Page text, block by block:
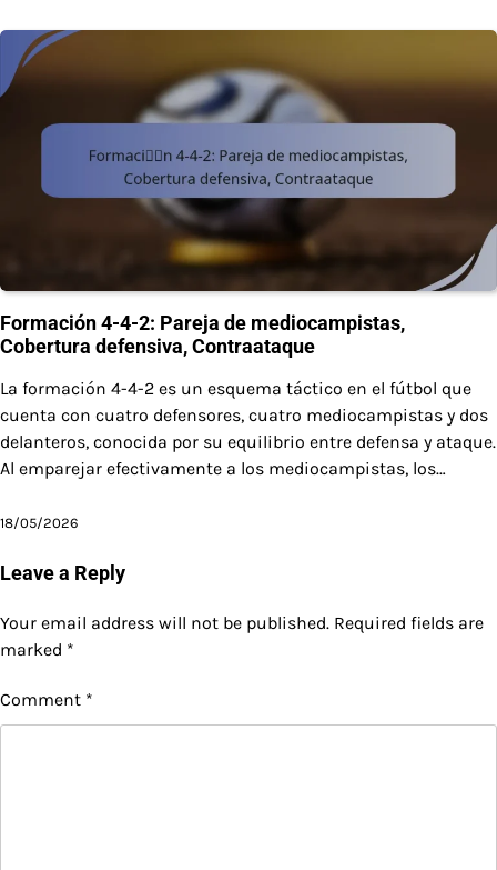
Formación 4-4-2: Pareja de mediocampistas,
Cobertura defensiva, Contraataque
La formación 4-4-2 es un esquema táctico en el fútbol que
cuenta con cuatro defensores, cuatro mediocampistas y dos
delanteros, conocida por su equilibrio entre defensa y ataque.
Al emparejar efectivamente a los mediocampistas, los…
18/05/2026
Leave a Reply
Your email address will not be published. Required fields are
marked *
Comment *